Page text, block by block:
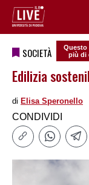
SOCIETÀ
Questo
più di
Edilizia
di Elisa Speronello
CONDIVIDI